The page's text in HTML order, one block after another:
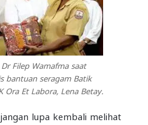
Filep Wamafma saat
bantuan seragam Batik
Ora Et Labora, Lena Betay.
lupa kembali melihat